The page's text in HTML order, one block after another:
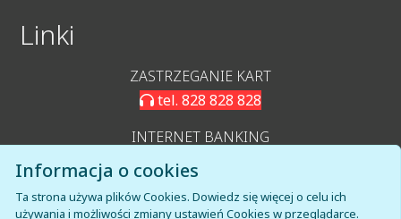
Informacja o cookies
Ta strona używa plików Cookies. Dowiedz się więcej o celu ich
używania i możliwości zmiany ustawień Cookies w przeglądarce.
Linki
ZASTRZEGANIE KART
tel. 828 828 828
INTERNET BANKING
LOGOWANIE IB
KARTOSFERA